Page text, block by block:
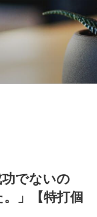
でないの
」【特打個